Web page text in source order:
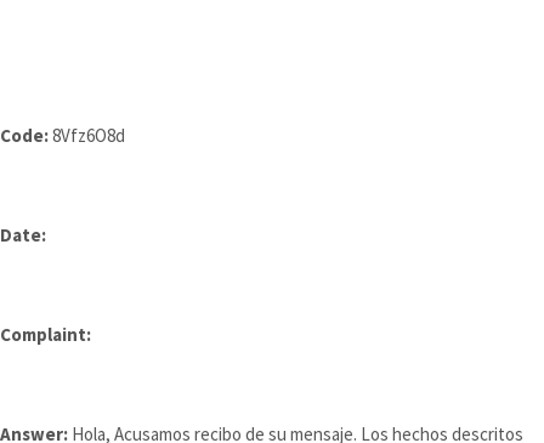
Code:8Vfz6O8d
Date:
Complaint:
Answer: Hola, Acusamos recibo de su mensaje. Los hechos descritos